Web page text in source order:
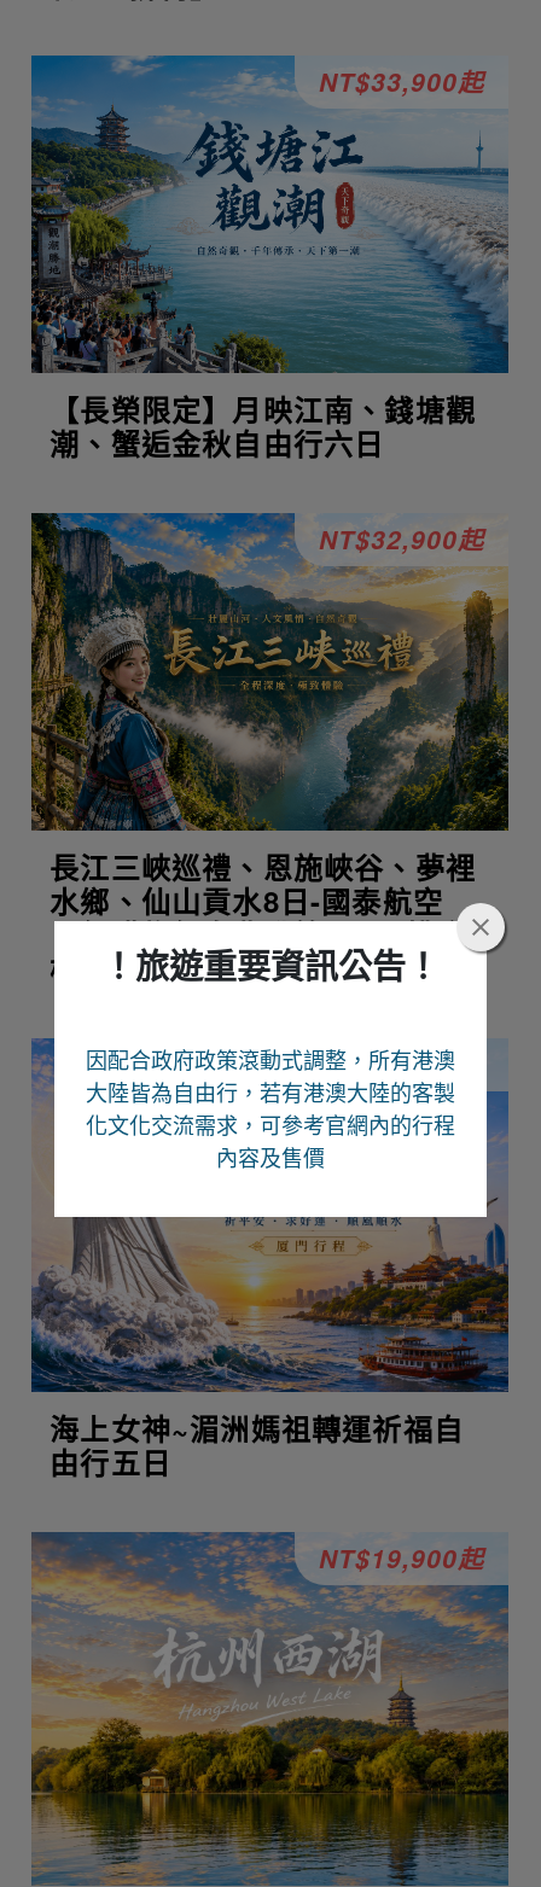
！旅遊重要資訊公告！
因配合政府政策滾動式調整，所有港澳
大陸皆為自由行，若有港澳大陸的客製
化文化交流需求，可參考官網內的行程
內容及售價
【長榮限定】月映江南、錢塘觀
潮、蟹逅金秋自由行六日
NT$33,900起
長江三峽巡禮、恩施峽谷、夢裡
水鄉、仙山貢水8日-國泰航空
【無購物無自費升等VIP三排座
椅】
NT$32,900起
海上女神~湄洲媽祖轉運祈福自
由行五日
NT$18,800起
NT$19,900起